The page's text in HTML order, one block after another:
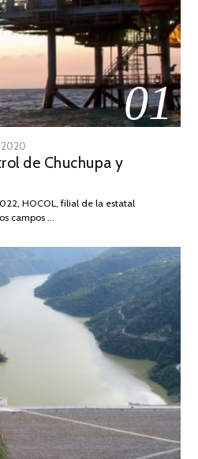
01
2020
DE
2026
de Chuchupa y
HOCOL, filial de la estatal
campos …